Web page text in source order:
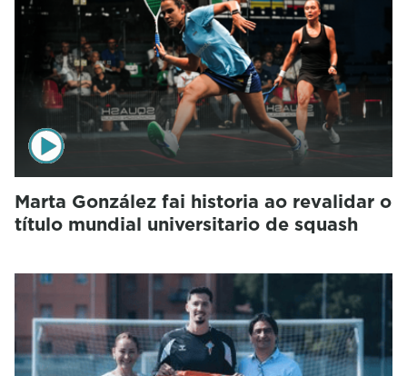
Marta González fai historia ao revalidar o
título mundial universitario de squash